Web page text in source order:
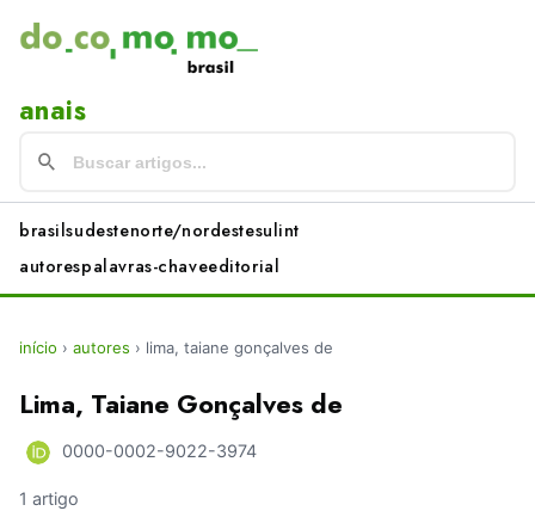
anais
brasilsudestenorte/nordestesulint
autorespalavras-chaveeditorial
início › autores › lima, taiane gonçalves de
Lima, Taiane Gonçalves de
0000-0002-9022-3974
1 artigo